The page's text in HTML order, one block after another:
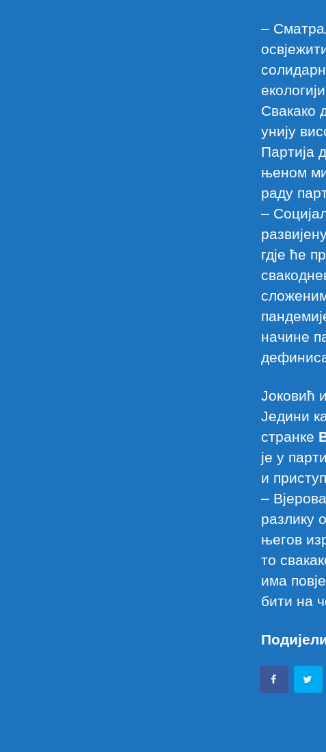
–
Свакако
унију
Партија
њеном
раду
–
гдје ће
начине
Јоковић
Једини
странке
је у
и
–
разлику
његов
то
има
бити на